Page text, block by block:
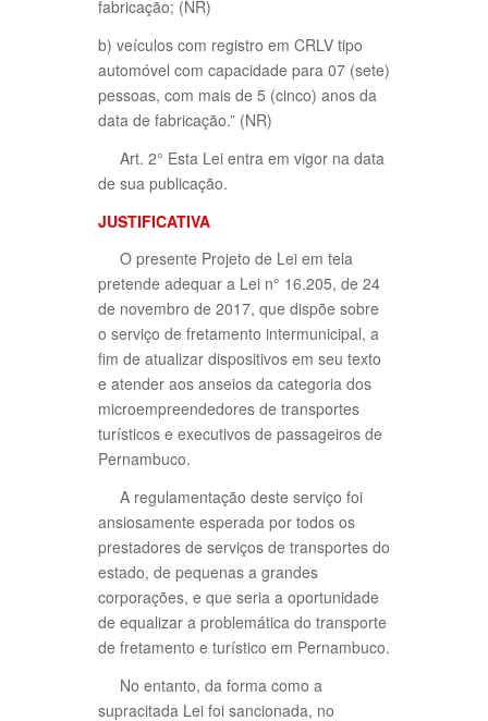
fabricação; (NR)
b) veículos com registro em CRLV tipo
automóvel com capacidade para 07 (sete)
pessoas, com mais de 5 (cinco) anos da
data de fabricação.” (NR)
Art. 2° Esta Lei entra em vigor na data
de sua publicação.
JUSTIFICATIVA
O presente Projeto de Lei em tela
pretende adequar a Lei n° 16.205, de 24
de novembro de 2017, que dispõe sobre
o serviço de fretamento intermunicipal, a
fim de atualizar dispositivos em seu texto
e atender aos anseios da categoria dos
microempreendedores de transportes
turísticos e executivos de passageiros de
Pernambuco.
A regulamentação deste serviço foi
ansiosamente esperada por todos os
prestadores de serviços de transportes do
estado, de pequenas a grandes
corporações, e que seria a oportunidade
de equalizar a problemática do transporte
de fretamento e turístico em Pernambuco.
No entanto, da forma como a
supracitada Lei foi sancionada, no